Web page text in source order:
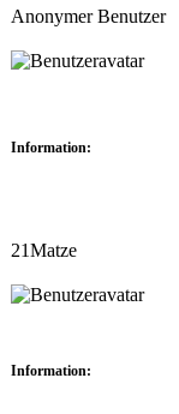
Anonymer Benutzer
Information:
21Matze
Information: